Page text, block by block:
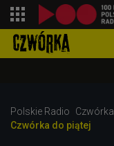
Polskie Radio
Czwórka
Czwórka do piątej